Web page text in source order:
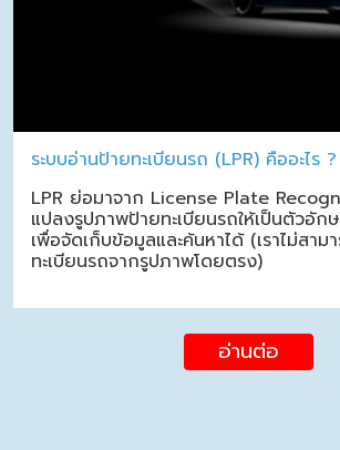
ระบบอ่านป้ายทะเบียนรถ (LPR) คืออะไร ?
LPR ย่อมาจาก License Plate
แปลงรูปภาพป้ายทะเบียนรถให้เป็นตัวอัก
เพื่อจัดเก็บข้อมูลและค้นหาได้ (เราไม่สาม
ทะเบียนรถจากรูปภาพโดยตรง)
อ่านต่อ